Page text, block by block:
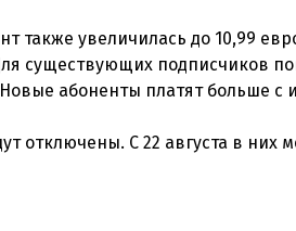
также увеличилась до 10,99
существующих подписчиков
абоненты платят больше с
отключены. С 22 августа в них